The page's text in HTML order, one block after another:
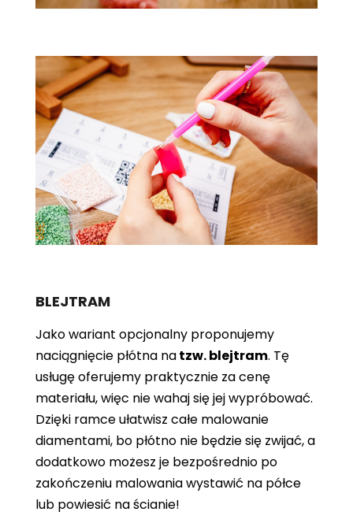
BLEJTRAM
Jako wariant opcjonalny proponujemy
naciągnięcie płótna natzw. blejtram. Tę
usługę oferujemy praktycznie za cenę
materiału, więc nie wahaj się jej wypróbować.
Dzięki ramce ułatwisz całe malowanie
diamentami, bo płótno nie będzie się zwijać, a
dodatkowo możesz je bezpośrednio po
zakończeniu malowania wystawić na półce
lub powiesić na ścianie!